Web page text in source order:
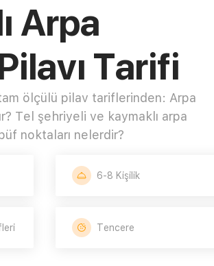
Arpa
Tarifi
ölçülü pilav tariflerinden: Arpa
Tel şehriyeli ve kaymaklı arpa
noktaları nelerdir?
6-8 Kişilik
Tencere